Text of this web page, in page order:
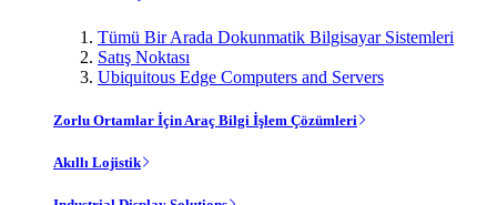
Tümü Bir Arada Dokunmatik Bilgisayar Sistemleri
Satış Noktası
Ubiquitous Edge Computers and Servers
Zorlu Ortamlar İçin Araç Bilgi İşlem Çözümleri
Akıllı Lojistik